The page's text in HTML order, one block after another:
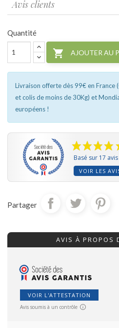
Avis clients
Quantité
 AJOUTER AU
Livraison offerte dès 99€ en France
et colis de moins de 30Kg) et
européens !
Basé sur 17 avis
VOIR LES
Partager
AVIS À PROPOS
VOIR L'ATTESTATION
Avis soumis à un contrôle